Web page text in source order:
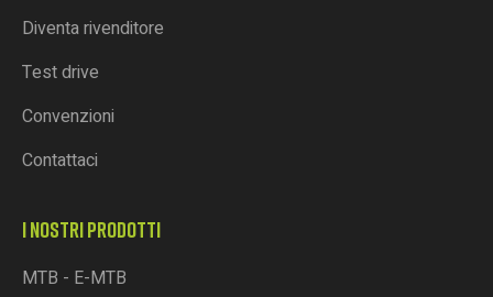
Diventa rivenditore
Test drive
Convenzioni
Contattaci
I NOSTRI PRODOTTI
MTB - E-MTB